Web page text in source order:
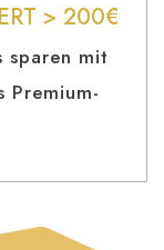
> 200€
sparen mit
Premium-